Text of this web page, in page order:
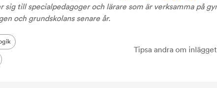
sig till specialpedagoger och lärare som är verksamma på
och grundskolans senare år.
Tipsa andra om